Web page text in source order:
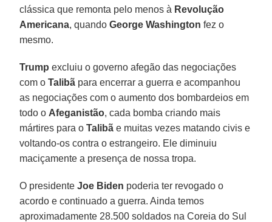
clássica que remonta pelo menos à Revolução
Americana, quandoGeorge Washington fez o
mesmo.
Trump excluiu o governo afegão das negociações
com oTalibã para encerrar a guerra e acompanhou
as negociações com o aumento dos bombardeios em
todo o Afeganistão, cada bomba criando mais
mártires para oTalibã e muitas vezes matando civis e
voltando-os contra o estrangeiro. Ele diminuiu
maciçamente a presença de nossa tropa.
O presidenteJoe Biden poderia ter revogado o
acordo e continuado a guerra. Ainda temos
aproximadamente 28.500 soldados na Coreia do Sul